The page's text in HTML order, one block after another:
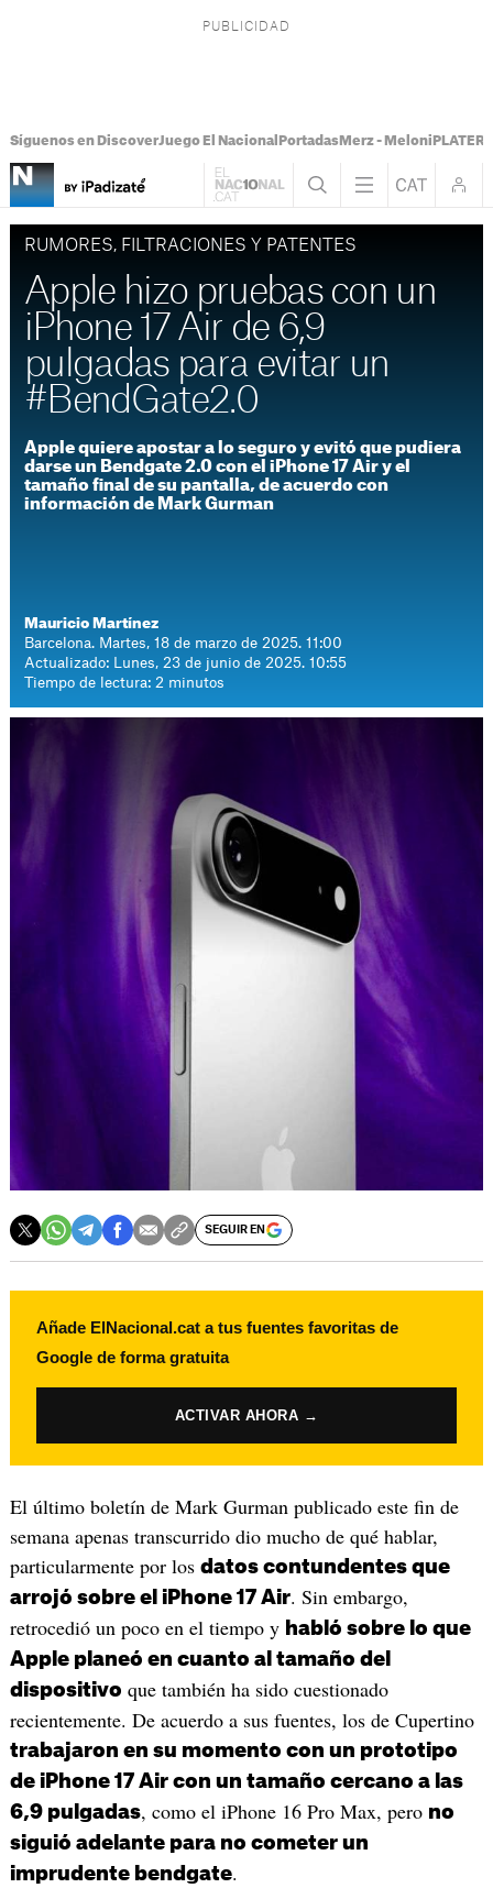
Síguenos en DiscoverJuego El Nacional PortadasMerz - Meloni
RUMORES, FILTRACIONES Y PATENTES
Apple hizo pruebas con un
iPhone 17 Air de 6,9
pulgadas para evitar un
#BendGate2.0
Apple quiere apostar a lo seguro y evitó que pudiera
darse un Bendgate 2.0 con el iPhone 17 Air y el
tamaño final de su pantalla, de acuerdo con
información de Mark Gurman
Mauricio Martínez
Barcelona. Martes, 18 de marzo de 2025. 11:00
Actualizado: Lunes, 23 de junio de 2025. 10:55
Tiempo de lectura: 2 minutos
SEGUIR EN
Añade ElNacional.cat a tus fuentes favoritas de
Google de forma gratuita
ACTIVAR AHORA →
El último boletín de Mark Gurman publicado este fin de
semana apenas transcurrido dio mucho de qué hablar,
particularmente por los datos contundentes que
arrojó sobre el iPhone 17 Air. Sin embargo,
retrocedió un poco en el tiempo y habló sobre lo que
Apple planeó en cuanto al tamaño del
dispositivo que también ha sido cuestionado
recientemente. De acuerdo a sus fuentes, los de Cupertino
trabajaron en su momento con un prototipo
de iPhone 17 Air con un tamaño cercano a las
6,9 pulgadas, como el iPhone 16 Pro Max, pero no
siguió adelante para no cometer un
imprudente bendgate.